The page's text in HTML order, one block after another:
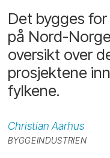
Det bygges
på Nord-
oversikt over
prosjektene
fylkene.
Christian Aarhus
BYGGEINDUSTRIEN